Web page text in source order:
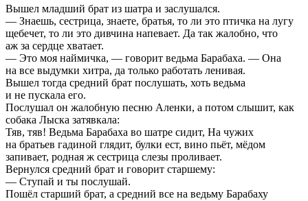
Вышел младший брат из шатра и заслушался.
— Знаешь, сестрица, знаете, братья, то ли это птичка на лугу
щебечет, то ли это дивчина напевает. Да так жалобно, что
аж за сердце хватает.
— Это моя наймичка, — говорит ведьма Барабаха. — Она
на все выдумки хитра, да только работать ленивая.
Вышел тогда средний брат послушать, хоть ведьма
и не пускала его.
Послушал он жалобную песню Аленки, а потом слышит, как
собака Лыска затявкала:
Тяв, тяв! Ведьма Барабаха во шатре сидит, На чужих
на братьев гадиной глядит, булки ест, вино пьёт, мёдом
запивает, родная ж сестрица слезы проливает.
Вернулся средний брат и говорит старшему:
— Ступай и ты послушай.
Пошёл старший брат, а средний все на ведьму Барабаху